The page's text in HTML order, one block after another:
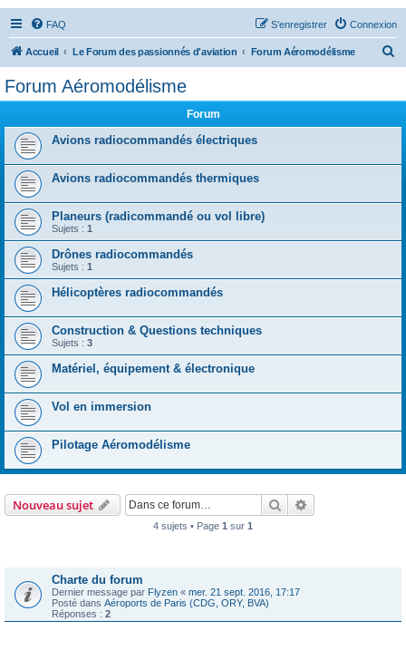
FAQ Connexion
S’enregistrer
Accueil Le Forum des passionnés d'aviation Forum Aéromodélisme
h
Forum Aéromodélisme
Forum
Avions radiocommandés électriques
Avions radiocommandés thermiques
Planeurs (radicommandé ou vol libre)
Sujets : 1
Drônes radiocommandés
Sujets : 1
Hélicoptères radiocommandés
Construction & Questions techniques
Sujets : 3
Matériel, équipement & électronique
Vol en immersion
Pilotage Aéromodélisme
Nouveau sujet Rechercher
4 sujets • Page 1 sur 1
Charte du forum
Dernier message par Flyzen « mer. 21 sept. 2016, 17:17
Posté dans Aéroports de Paris (CDG, ORY, BVA)
Réponses : 2